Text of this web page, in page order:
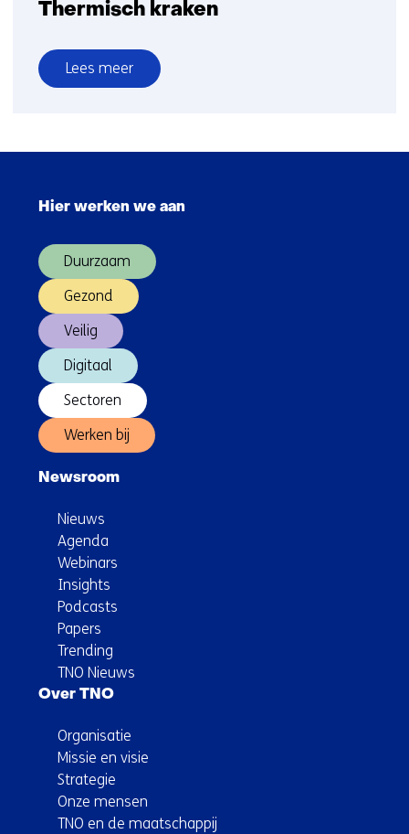
Thermisch kraken
Lees meer
over
Hier werken we aan
Duurzaam
Gezond
Veilig
Digitaal
Sectoren
Werken bij
Newsroom
Nieuws
Agenda
Webinars
Insights
Podcasts
Papers
Trending
TNO Nieuws
Over TNO
Organisatie
Missie en visie
Strategie
Onze mensen
TNO en de maatschappij